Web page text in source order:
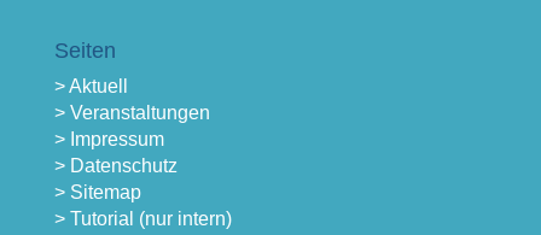
Seiten
> Aktuell
> Veranstaltungen
> Impressum
> Datenschutz
> Sitemap
> Tutorial (nur intern)